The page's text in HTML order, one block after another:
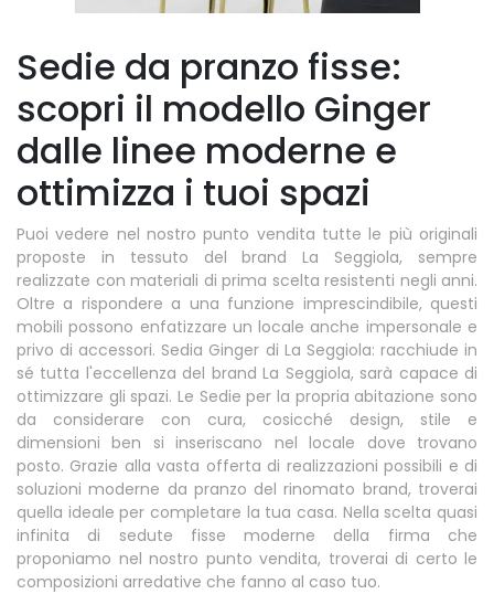
Sedie da pranzo fisse:
scopri il modello Ginger
dalle linee moderne e
ottimizza i tuoi spazi
Puoi vedere nel nostro punto vendita tutte le più originali
proposte in tessuto del brand La Seggiola, sempre
realizzate con materiali di prima scelta resistenti negli anni.
Oltre a rispondere a una funzione imprescindibile, questi
mobili possono enfatizzare un locale anche impersonale e
privo di accessori. Sedia Ginger di La Seggiola: racchiude in
sé tutta l'eccellenza del brand La Seggiola, sarà capace di
ottimizzare gli spazi. Le Sedie per la propria abitazione sono
da considerare con cura, cosicché design, stile e
dimensioni ben si inseriscano nel locale dove trovano
posto. Grazie alla vasta offerta di realizzazioni possibili e di
soluzioni moderne da pranzo del rinomato brand, troverai
quella ideale per completare la tua casa. Nella scelta quasi
infinita di sedute fisse moderne della firma che
proponiamo nel nostro punto vendita, troverai di certo le
composizioni arredative che fanno al caso tuo.